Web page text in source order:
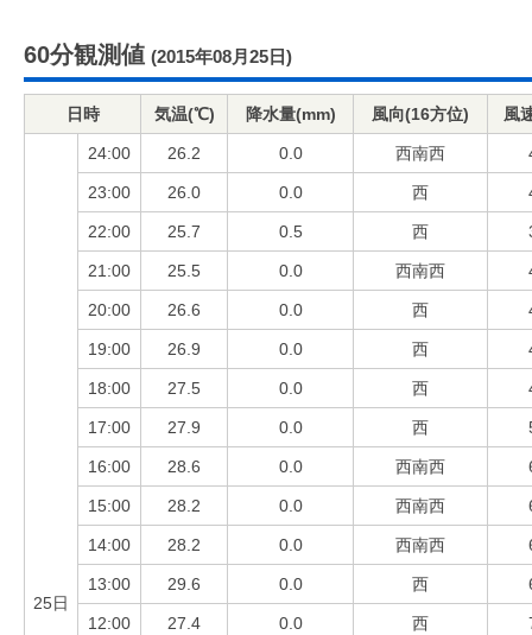
60分観測値 (2015年08月25日)
日時 気温(℃) 降水量(mm) 風向(16方位) 風
25日
24:00 26.2 0.0 西南西
23:00 26.0 0.0 西
22:00 25.7 0.5 西
21:00 25.5 0.0 西南西
20:00 26.6 0.0 西
19:00 26.9 0.0 西
18:00 27.5 0.0 西
17:00 27.9 0.0 西
16:00 28.6 0.0 西南西
15:00 28.2 0.0 西南西
14:00 28.2 0.0 西南西
13:00 29.6 0.0 西
12:00 27.4 0.0 西